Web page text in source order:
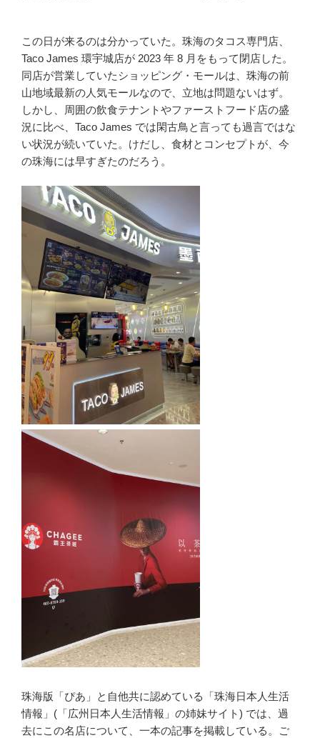
この日が来るのは分かっていた。珠海のタコス専門店、
Taco James 環宇城店が 2023 年 8 月をもって閉店した。
同店が営業していたショッピング・モールは、珠海の前
山地域最新の人気モールなので、立地は問題ないはず。
しかし、周囲の飲食テナントやファーストフード店の盛
況に比べ、Taco James では閑古鳥と言っても過言ではな
い状況が続いていた。けだし、食材とコンセプトが、今
の珠海には早すぎたのだろう。
珠海版「ぴあ」と自他共に認めている「珠海日本人生活
情報」(「広州日本人生活情報」の姉妹サイト) では、過
去にこの名店について、一本の記事を掲載している。ご